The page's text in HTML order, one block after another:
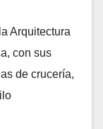
Arquitectura
con sus
de crucería,